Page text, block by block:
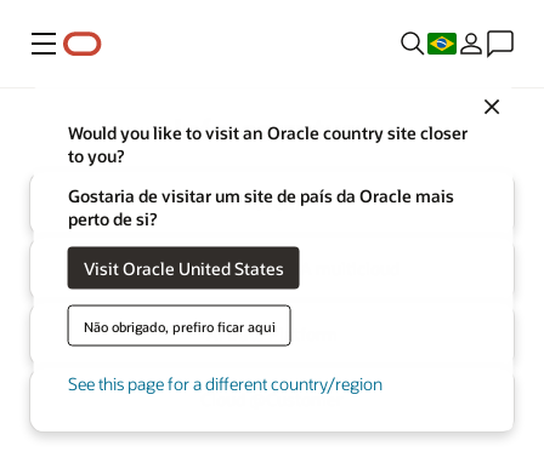
Menu
Close
Would you like to visit an Oracle country site closer
to you?
Gostaria de visitar um site de país da Oracle mais
perto de si?
Visit Oracle United States
Não obrigado, prefiro ficar aqui
See this page for a different country/region
Oracle Infraestrutura
Nuvem
Banco de dados de IA
AI DataPlatform
Cloud @ Customer